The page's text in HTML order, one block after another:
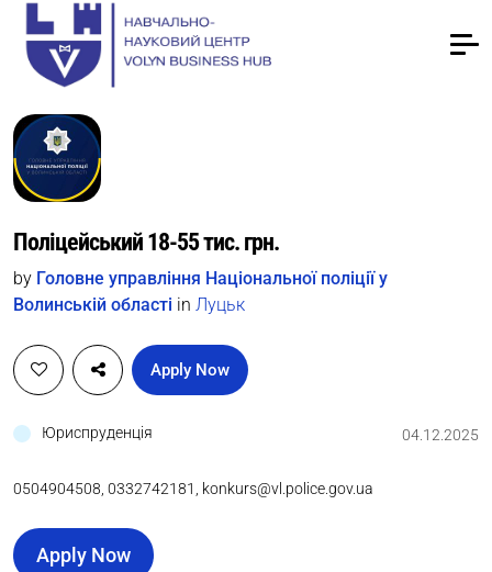
Поліцейський 18-55 тис. грн.
by Головне управління Національної поліції у
Волинській області in Луцьк
Apply Now
Юриспруденція 04.12.2025
0504904508, 0332742181, konkurs@vl.police.gov.ua
Apply Now